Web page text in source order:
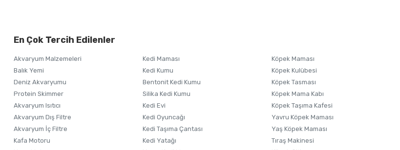
Ürünü Satın Al ve Yorumla
Ürün açıklamasında eksik bilgiler bulunuyor.
Ürün fiyatı diğer sitelerden daha pahalı.
Bu ürüne benzer farklı alternatifler olmalı.
En Çok Tercih Edilenler
Akvaryum Malzemeleri
Balık Yemi
Deniz Akvaryumu
Protein Skimmer
Akvaryum Isıtıcı
Akvaryum Dış Filtre
Akvaryum İç Filtre
Kafa Motoru
Kedi Maması
Kedi Kumu
Bentonit Kedi Kumu
Silika Kedi Kumu
Kedi Evi
Kedi Oyuncağı
Kedi Taşıma Çantası
Kedi Yatağı
Köpek Maması
Köpek Kulübesi
Köpek Tasması
Köpek Mama Kabı
Köpek Taşıma Kafesi
Yavru Köpek Maması
Yaş Köpek Maması
Tıraş Makinesi